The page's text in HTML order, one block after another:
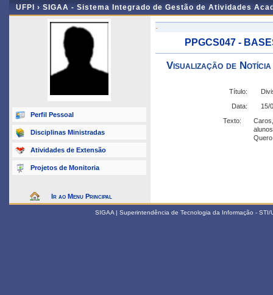
UFPI › SIGAA - Sistema Integrado de Gestão de Atividades
Perfil Pessoal
Disciplinas Ministradas
Atividades de Extensão
Projetos de Monitoria
Ir ao Menu Principal
-
PPGCS047 -
Visualização de Notícia
Título:
Data:
15/
Texto:
SIGAA | Superintendência de Tecnologia da Informação -